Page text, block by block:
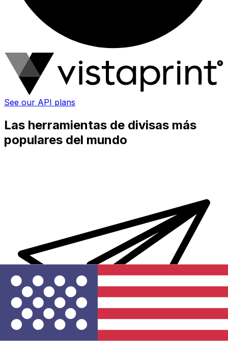
See our API plans
Las herramientas de divisas más
populares del mundo